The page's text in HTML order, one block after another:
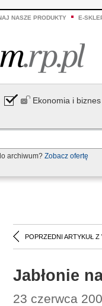
NASZE PRODUKTY E-
Ekonomia i biznes
archiwum? Zobacz ofertę
POPRZEDNI ARTYKUŁ Z
Jabłonie
23 czerwca